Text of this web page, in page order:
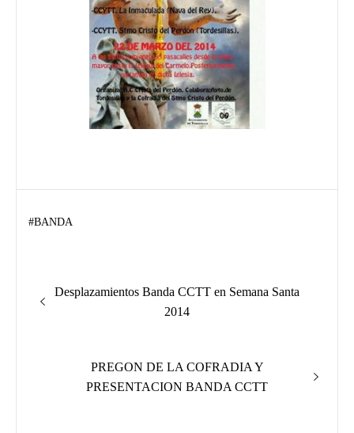
#BANDA
de
Entrada
Desplazamientos Banda CCTT en Semana Santa
2014
Entrada
siguiente:
PREGON DE LA COFRADIA Y
PRESENTACION BANDA CCTT